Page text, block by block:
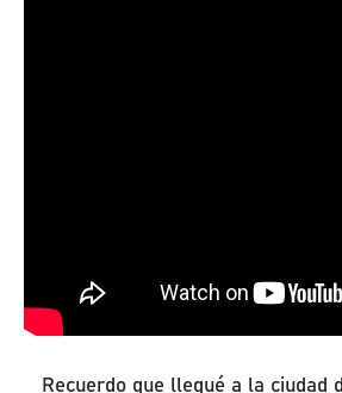
Recuerdo que llegué a la ciudad